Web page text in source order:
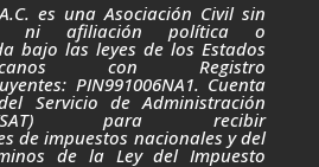
es una Asociación Civil sin
ni afiliación política o
bajo las leyes de los Estados
con Registro
PIN991006NA1. Cuenta
Servicio de Administración
para recibir
de impuestos nacionales y del
de la Ley del Impuesto